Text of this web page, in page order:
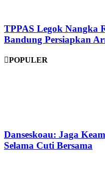
TPPAS Legok Nangka
Bandung Persiapkan
POPULER
Danseskoau: Jaga
Selama Cuti Bersama